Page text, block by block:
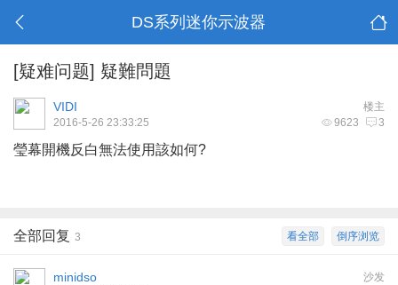
DS系列迷你示波器
[疑难问题] 疑難問題
楼主
VIDI
9623 3
2016-5-26 23:33:25
瑩幕開機反白無法使用該如何?
倒序浏览
看全部
全部回复 3
沙发
minidso